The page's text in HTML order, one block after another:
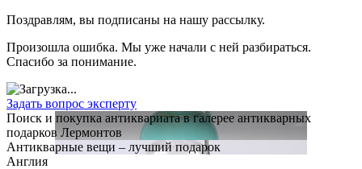
Поздравлям, вы подписаны на нашу рассылку.
Произошла ошибка. Мы уже начали с ней разбираться.
Спасибо за понимание.
Задать вопрос эксперту
Поиск и покупка антиквариата в галерее антикварных
подарков Лермонтов
Антикварные вещи – лучший подарок
Англия